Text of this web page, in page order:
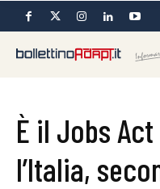
È il Jobs
l’Italia,